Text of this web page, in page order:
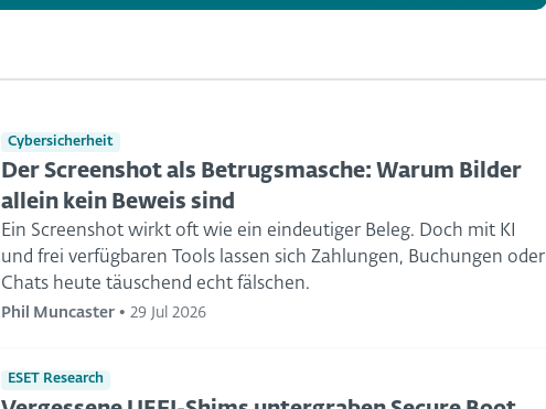
Cybersicherheit
Der Screenshot als Betrugsmasche: Warum Bilder
allein kein Beweis sind
Ein Screenshot wirkt oft wie ein eindeutiger Beleg. Doch mit KI
und frei verfügbaren Tools lassen sich Zahlungen, Buchungen oder
Chats heute täuschend echt fälschen.
Phil Muncaster• 29 Jul 2026
ESET Research